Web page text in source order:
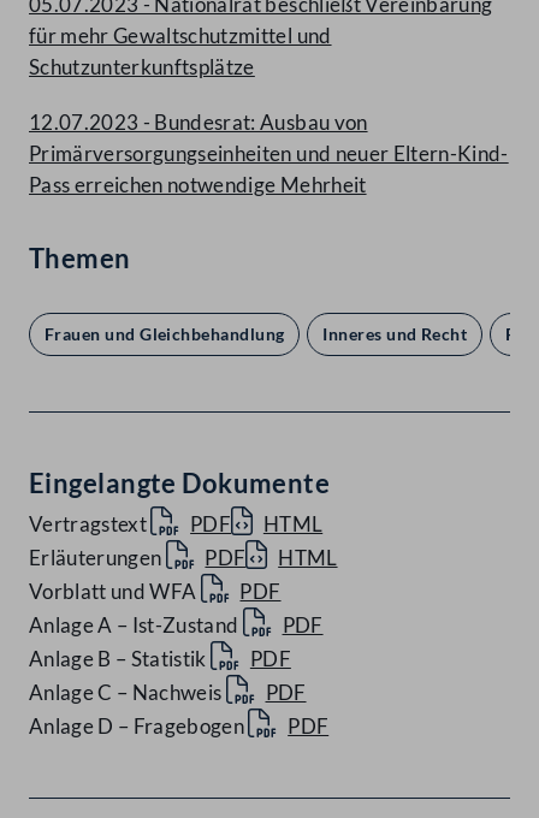
für mehr Gewaltschutzmittel und
Schutzunterkunftsplätze
12.07.2023 - Bundesrat: Ausbau von
Primärversorgungseinheiten und neuer Eltern-Kind-
Pass erreichen notwendige Mehrheit
Themen
Frauen und Gleichbehandlung Inneres und Recht
Eingelangte Dokumente
Vertragstext PDF
HTML
Erläuterungen
PDF
HTML
Vorblatt und WFA
PDF
Anlage A – Ist-Zustand
PDF
Anlage B – Statistik
PDF
Anlage C – Nachweis
PDF
Anlage D – Fragebogen
PDF